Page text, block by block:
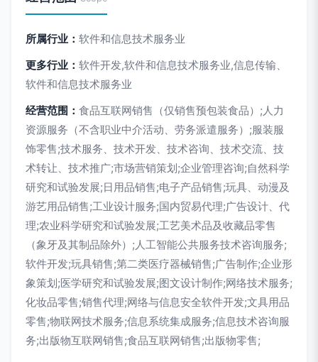
所属行业： 软件和信息技术服务业
更多行业： 软件开发,软件和信息技术服务业,信息传输、
软件和信息技术服务业
经营范围： 食品互联网销售（仅销售预包装食品）;人力
资源服务（不含职业中介活动、劳务派遣服务）;服装服
饰零售;技术服务、技术开发、技术咨询、技术交流、技
术转让、技术推广;市场营销策划;企业管理咨询;自然科学
研究和试验发展;日用品销售;电子产品销售;玩具、动漫及
游艺用品销售;工业设计服务;国内贸易代理;广告设计、代
理;农业科学研究和试验发展;工艺美术品及收藏品零售
（象牙及其制品除外）;人工智能公共服务技术咨询服务;
软件开发;玩具销售;第二类医疗器械销售;广告制作;企业形
象策划;医学研究和试验发展;图文设计制作;网络技术服务;
化妆品零售;销售代理;网络与信息安全软件开发;文具用品
零售;物联网技术服务;信息系统集成服务;信息技术咨询服
务;出版物互联网销售;食品互联网销售;出版物零售;